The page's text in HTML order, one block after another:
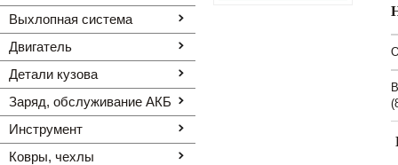
Выхлопная система
Двигатель
Детали кузова
Заряд, обслуживание АКБ
Инструмент
Ковры, чехлы